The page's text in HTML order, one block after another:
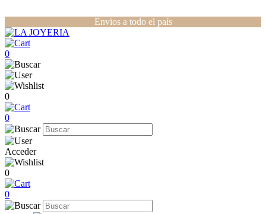
Envios a todo el país
0
0
0
Acceder
0
0